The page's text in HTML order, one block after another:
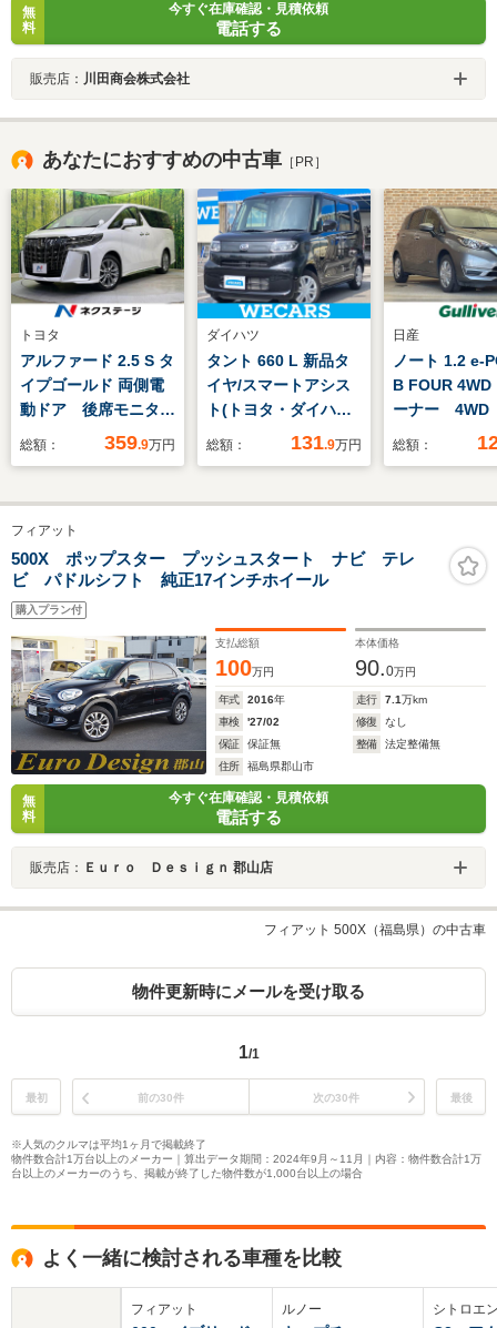
無
料
今すぐ在庫確認・見積依頼
電話する
販売店： 川田商会株式会社
あなたにおすすめの中古車 ［PR］
トヨタ
アルファード 2.5 S タ
イプゴールド 両側電
動ドア 後席モニタ
ー 純正9型ナビ バ
スポットモニター デ
ジタルインナーミラ
ー 禁煙車 前後ドラ
レコ ETC2.0 シー
ケンシャルウィンカー
総額： 359.9万円
ダイハツ
タント 660 L 新品タ
イヤ/スマートアシス
ト(トヨタ・ダイハツ)/
ヘッドランプ
ワーウインドウ/エン
オートエアコン
総額： 131.9万円
日産
ノート 1.2 e-
B FOUR 4WD
ーナー
ージェンシー
ナーセンサー
KENWOODオ
オ ETC オ
総額：
フィアット
500X ポップスター プッシュスタート ナビ テレ
ビ パドルシフト 純正17インチホイール
購入プラン付
支払総額
100万円
本体価格
90.0万円
年式 2016年 走行 7.1万km
車検
'27/02 修復
なし
保証
保証無 整備
法定整備無
住所
福島県郡山市
無
料
今すぐ在庫確認・見積依頼
電話する
販売店： Ｅｕｒｏ Ｄｅｓｉｇｎ 郡山店
フィアット 500X（福島県）の中古車
物件更新時にメールを受け取る
1/1
最初 前の30件 次の30件 最後
※人気のクルマは平均1ヶ月で掲載終了
物件数合計1万台以上のメーカー｜算出データ期間：2024年9月～11月｜内容：物件数合計1万
台以上のメーカーのうち、掲載が終了した物件数が1,000台以上の場合
よく一緒に検討される車種を比較
フィアット ルノー シトロエ